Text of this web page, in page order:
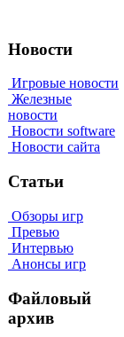
Новости
Игровые новости
Железные
новости
Новости software
Новости сайта
Статьи
Обзоры игр
Превью
Интервью
Анонсы игр
Файловый
архив